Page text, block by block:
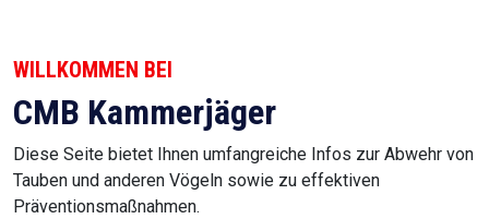
WILLKOMMEN BEI
CMB Kammerjäger
Diese Seite bietet Ihnen umfangreiche Infos zur Abwehr von
Tauben und anderen Vögeln sowie zu effektiven
Präventionsmaßnahmen.